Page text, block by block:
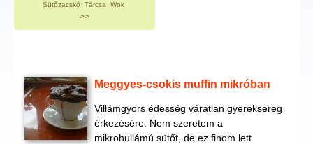
Sütőzacskó
Tárcsa Wok
>>
Meggyes-csokis muffin mikróban
Villámgyors édesség váratlan gyereksereg
érkezésére. Nem szeretem a
mikrohullámú sütőt, de ez finom lett